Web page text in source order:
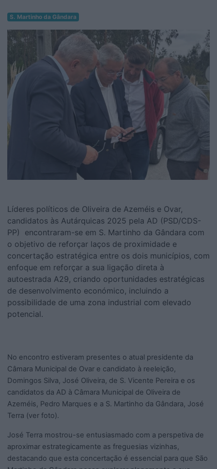
S. Martinho da Gândara
Líderes políticos de Oliveira de Azeméis e Ovar,
candidatos às Autárquicas 2025 pela AD (PSD/CDS-
PP) encontraram-se em S. Martinho da Gândara com
o objetivo de reforçar laços de proximidade e
concertação estratégica entre os dois municípios, com
enfoque em reforçar a sua ligação direta à
autoestrada A29, criando oportunidades estratégicas
de desenvolvimento económico, incluindo a
possibilidade de uma zona industrial com elevado
potencial.
No encontro estiveram presentes o atual presidente da
Câmara Municipal de Ovar e candidato à reeleição,
Domingos Silva, José Oliveira, de S. Vicente Pereira e os
candidatos da AD à Câmara Municipal de Oliveira de
Azeméis, Pedro Marques e a S. Martinho da Gândara, José
Terra (ver foto).
José Terra mostrou-se entusiasmado com a perspetiva de
aproximar estrategicamente as freguesias vizinhas,
destacando que esta concertação é essencial para que São